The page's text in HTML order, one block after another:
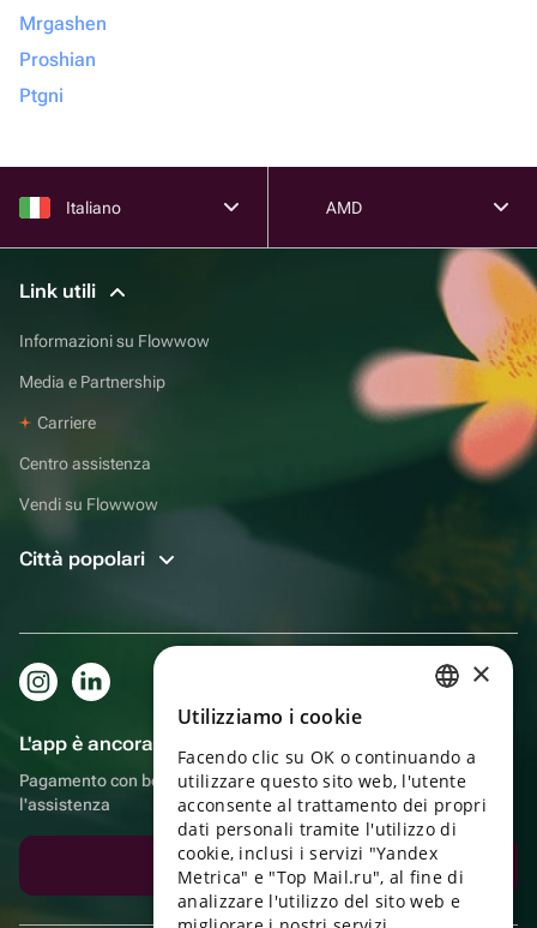
Mrgashen
Proshian
Ptgni
Italiano AMD
Link utili
Informazioni su Flowwow
Media e Partnership
Carriere
Centro assistenza
Vendi su Flowwow
Città popolari
L'app è ancora più comoda!
Pagamento con bonus, autoconsegna, comoda chat con
l'assistenza
Scarica l'app
ENGLISH
UKRAINIAN
PORTUGUESE
SPANISH
×
Utilizziamo i cookie
Facendo clic su OK o continuando a
utilizzare questo sito web, l'utente
acconsente al trattamento dei propri
dati personali tramite l'utilizzo di
cookie, inclusi i servizi "Yandex
Metrica" e "Top Mail.ru", al fine di
analizzare l'utilizzo del sito web e